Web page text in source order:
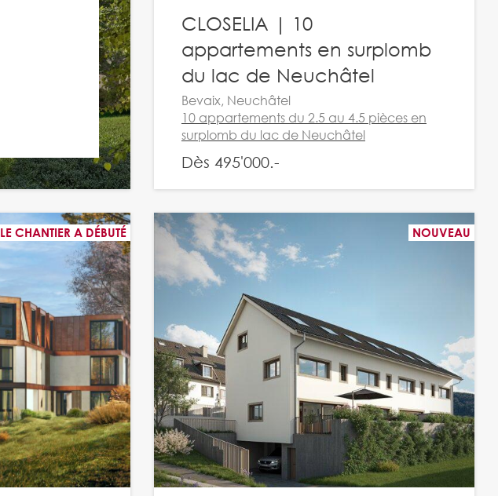
CLOSELIA | 10
appartements en surplomb
du lac de Neuchâtel
Bevaix, Neuchâtel
10 appartements du 2.5 au 4.5 pièces en
surplomb du lac de Neuchâtel
Dès 495'000.-
LE CHANTIER A DÉBUTÉ NOUVEAU